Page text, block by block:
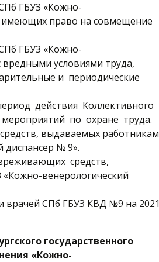
ГБУЗ «Кожно-
имеющих право на совмещение
ГБУЗ «Кожно-
вредными условиями труда,
и периодические
действия Коллективного
по охране труда.
выдаваемых работникам
диспансер № 9».
средств,
венерологический
врачей СПб ГБУЗ КВД №9 на 2021
государственного
«Кожно-